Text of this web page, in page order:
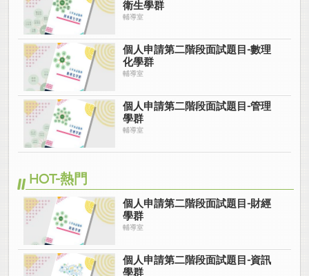
衛生學群
輔導室
個人申請第二階段面試題目-數理
化學群
輔導室
個人申請第二階段面試題目-管理
學群
輔導室
HOT-熱門
個人申請第二階段面試題目-財經
學群
輔導室
個人申請第二階段面試題目-資訊
學群